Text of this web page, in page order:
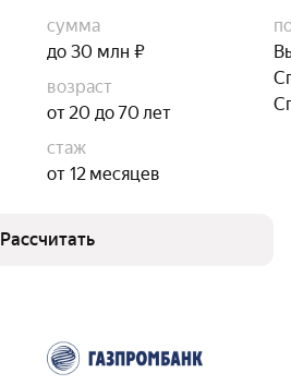
сумма
до 30 млн ₽
возраст
от 20 до 70 лет
стаж
от 12 месяцев
Рассчитать